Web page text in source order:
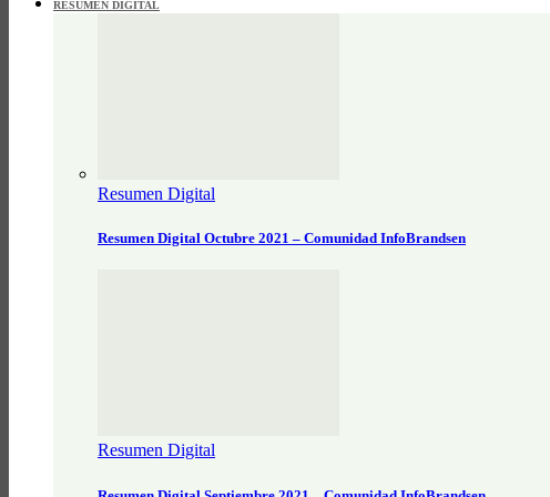
RESUMEN DIGITAL
Resumen Digital
Resumen Digital Octubre 2021 – Comunidad InfoBrandsen
Resumen Digital